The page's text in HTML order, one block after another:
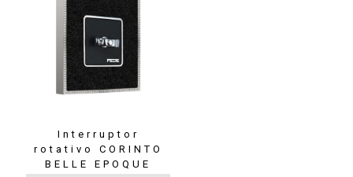
Interruptor
rotativo CORINTO
BELLE EPOQUE